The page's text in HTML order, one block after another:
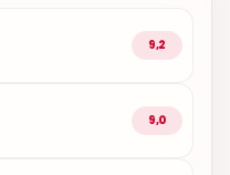
9,2
9,0